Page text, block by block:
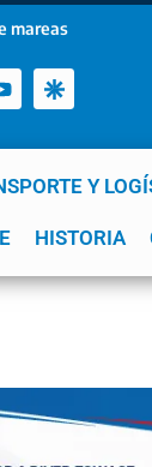
mareas
Y
HISTORIA
del Plata